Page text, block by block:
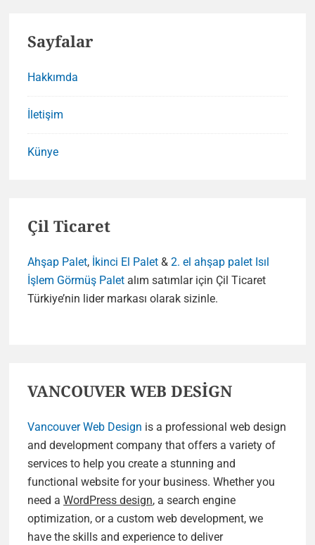
Sayfalar
Hakkımda
İletişim
Künye
Çil Ticaret
Ahşap Palet, İkinci El Palet & 2. el ahşap palet Isıl
İşlem Görmüş Palet alım satımlar için Çil Ticaret
Türkiye’nin lider markası olarak sizinle.
VANCOUVER WEB DESİGN
Vancouver Web Design is a professional web design
and development company that offers a variety of
services to help you create a stunning and
functional website for your business. Whether you
need a WordPress design, a search engine
optimization, or a custom web development, we
have the skills and experience to deliver